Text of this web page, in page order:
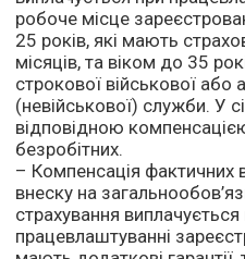
робоче місце
25 років, які мають
місяців, та віком до 35
строкової військової або
(невійськової) служби. У
відповідною
безробітних.
– Компенсація фактичних
внеску на
страхування виплачується
працевлаштуванні